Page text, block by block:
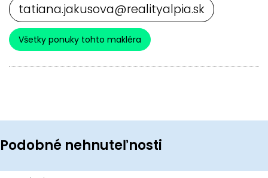
tatiana.jakusova@realityalpia.sk
Všetky ponuky tohto makléra
Podobné nehnuteľnosti